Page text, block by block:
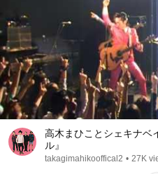
高木まひことシェキナ
ル』
takagimahikooffical2 • 27K